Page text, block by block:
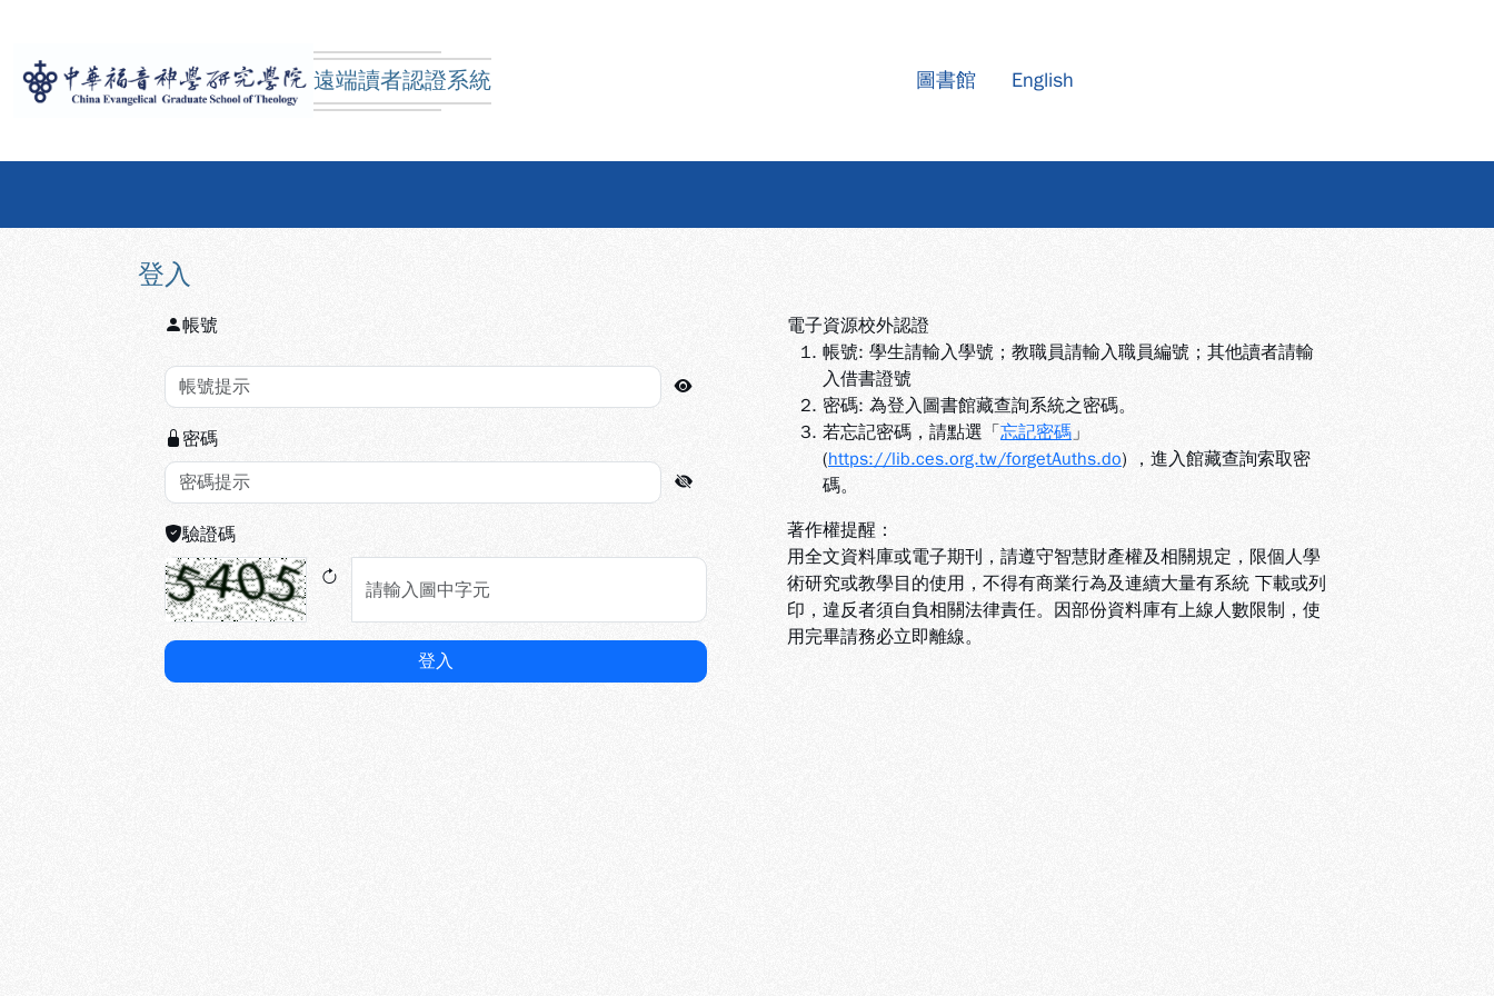
中華福音神學研究學院遠端讀者認證系統
遠端讀者認證系統 圖書館 English
登入
帳號
密碼
驗證碼
登入
電子資源校外認證
帳號: 學生請輸入學號；教職員請輸入職員編號；其他讀者請輸
入借書證號
密碼: 為登入圖書館藏查詢系統之密碼。
若忘記密碼，請點選「 忘記密碼」
(https://lib.ces.org.tw/forgetAuths.do) ，進入館藏查詢索取密
碼。
著作權提醒：
用全文資料庫或電子期刊，請遵守智慧財產權及相關規定，限個人學
術研究或教學目的使用，不得有商業行為及連續大量有系統 下載或列
印，違反者須自負相關法律責任。因部份資料庫有上線人數限制，使
用完畢請務必立即離線。